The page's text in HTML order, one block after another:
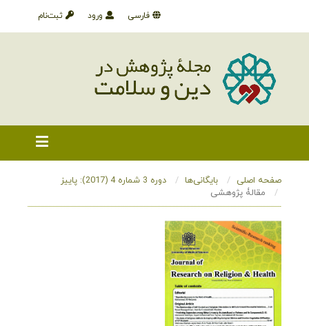
ثبت‌نام ورود فارسی
صفحه اصلی بایگانی‌ها
دوره 3 شماره 4 (2017): پاییز
مقالۀ پژوهشی